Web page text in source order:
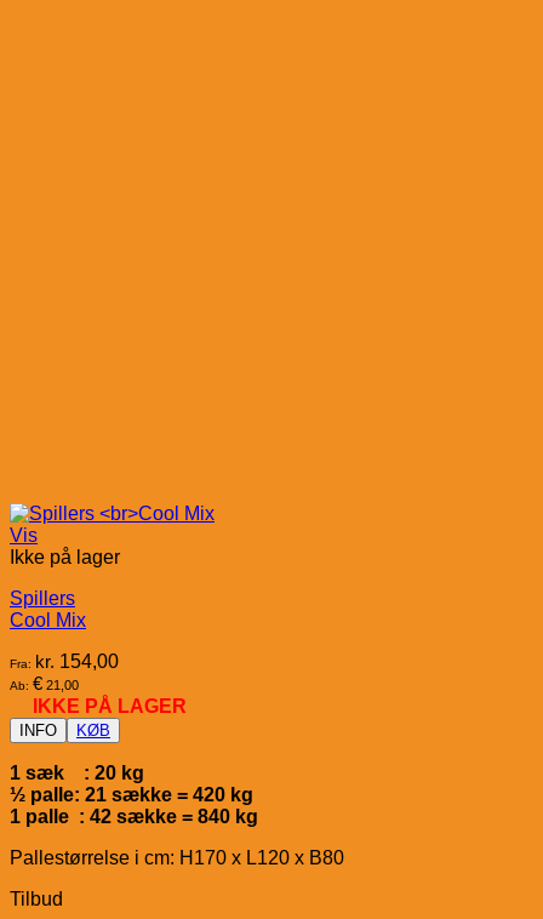
Vis
Ikke på lager
Spillers
Cool Mix
Fra: kr. 154,00
Ab: € 21,00
IKKE PÅ LAGER
INFO KØB
1 sæk : 20 kg
½ palle: 21 sække = 420 kg
1 palle : 42 sække = 840 kg
Pallestørrelse i cm: H170 x L120 x B80
Tilbud